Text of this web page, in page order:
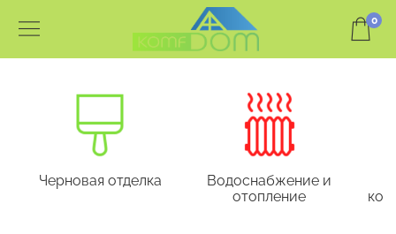
0
Черновая отделка
Водоснабжение и
отопление